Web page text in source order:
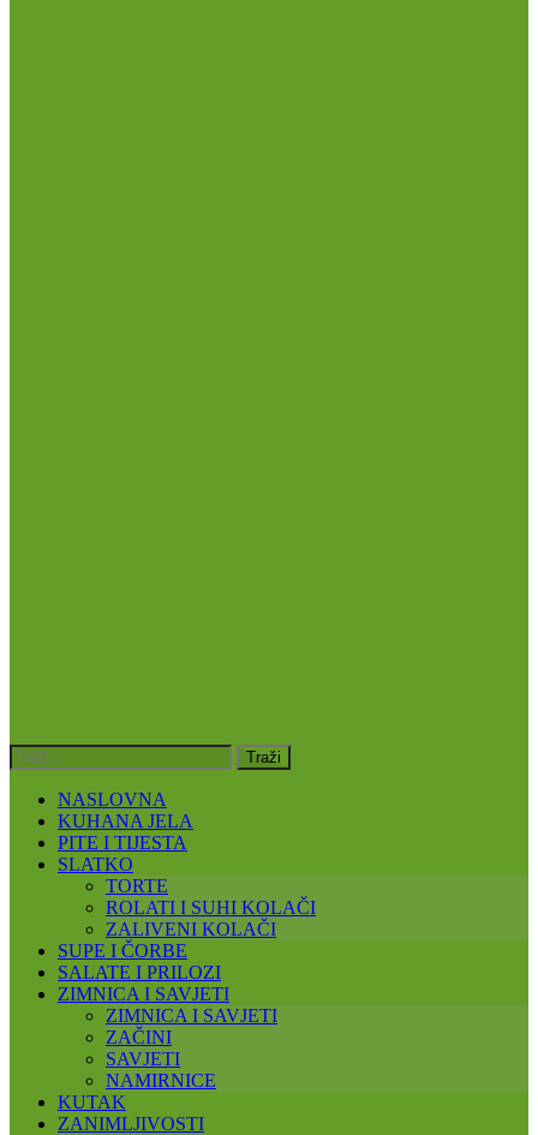
NASLOVNA
KUHANA JELA
PITE I TIJESTA
SLATKO
TORTE
ROLATI I SUHI KOLAČI
ZALIVENI KOLAČI
SUPE I ČORBE
SALATE I PRILOZI
ZIMNICA I SAVJETI
ZIMNICA I SAVJETI
ZAČINI
SAVJETI
NAMIRNICE
KUTAK
ZANIMLJIVOSTI